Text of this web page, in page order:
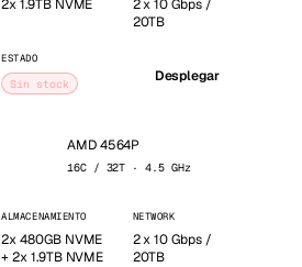
2x 1.9TB NVME
2 x 10 Gbps /
20TB
ESTADO
Sin stock Desplegar
AMD 4564P
16C / 32T · 4.5 GHz
ALMACENAMIENTO
2x 480GB NVME
+ 2x 1.9TB NVME
NETWORK
2 x 10 Gbps /
20TB